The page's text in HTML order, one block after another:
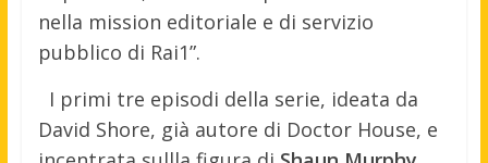
nella mission editoriale e di servizio
pubblico di Rai1”.
I primi tre episodi della serie, ideata da
David Shore, già autore di Doctor House, e